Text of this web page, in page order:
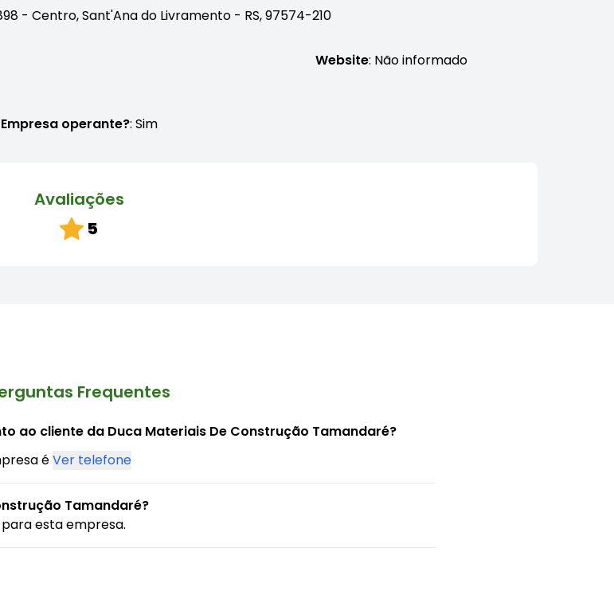
- Centro, Sant'Ana do Livramento - RS, 97574-210
Website: Não informado
Empresa operante?: Sim
Avaliações
5
Frequentes
ao cliente da Duca Materiais De Construção Tamandaré?
éVer telefone
Tamandaré?
esta empresa.